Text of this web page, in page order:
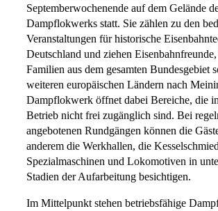
Septemberwochenende auf dem Gelände
Dampflokwerks statt. Sie zählen zu den
Veranstaltungen für historische
Deutschland und ziehen
Familien aus dem gesamten Bundesgebiet
weiteren europäischen Ländern nach
Dampflokwerk öffnet dabei Bereiche, die
Betrieb nicht frei zugänglich sind. Bei
angebotenen Rundgängen können die
anderem die Werkhallen, die
Spezialmaschinen und Lokomotiven in
Stadien der Aufarbeitung besichtigen.
Im Mittelpunkt stehen betriebsfähige